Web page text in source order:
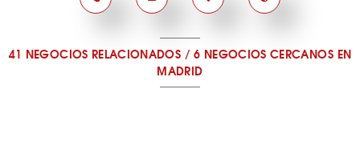
41 NEGOCIOS RELACIONADOS /6 NEGOCIOS CERCANOS EN
MADRID